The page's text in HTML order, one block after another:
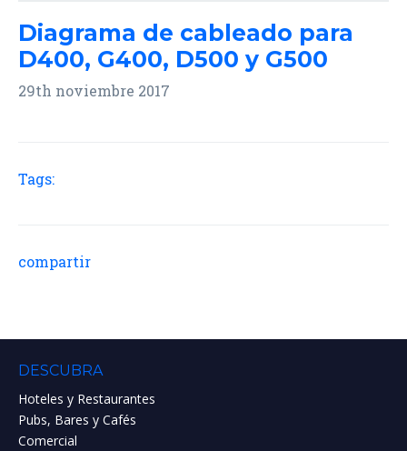
Diagrama de cableado para
D400, G400, D500 y G500
29th noviembre 2017
Tags:
compartir
DESCUBRA
Hoteles y Restaurantes
Pubs, Bares y Cafés
Comercial